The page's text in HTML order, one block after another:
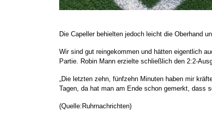
Die Capeller behielten jedoch leicht die Oberhand
Wir sind gut reingekommen und hätten eigentlich
Partie. Robin Mann erzielte schließlich den 2:2-
„Die letzten zehn, fünfzehn Minuten haben mir
Tagen, da hat man am Ende schon gemerkt, dass
(Quelle:Ruhrnachrichten)